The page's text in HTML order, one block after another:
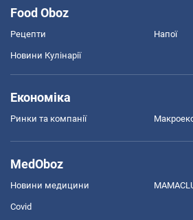
Food Oboz
Рецепти Напої
Новини Кулінарії
Економіка
Ринки та компанії
MedOboz
Новини медицини
Covid